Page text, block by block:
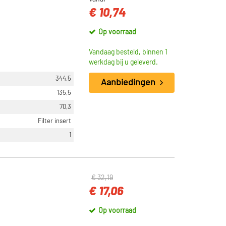
344,5
135,5
70,3
Filter insert
1
€ 10,74
Op voorraad
Vandaag besteld, binnen 1
werkdag bij u geleverd.
Aanbiedingen
€ 32,19
€ 17,06
Op voorraad